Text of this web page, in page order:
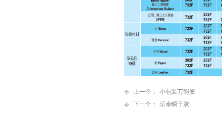
上一个：
小包装万能胶
下一个：
乐泰瞬干胶